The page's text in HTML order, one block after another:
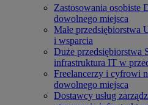
Zastosowania osobiste
dowolnego miejsca
Małe przedsiębiorstwa
i wsparcia
Duże przedsiębiorstwa
infrastruktura IT w
Freelancerzy i cyfrowi
dowolnego miejsca
Dostawcy usług